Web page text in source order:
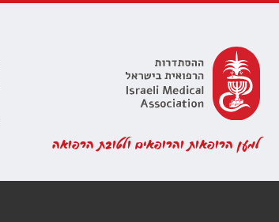
למען הרופאות והרופאים ולטובת הרפואה